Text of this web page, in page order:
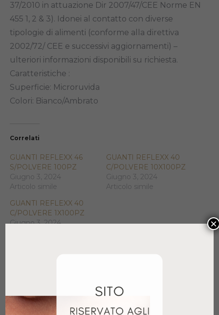
37/2010 in attuazione Dir 2007/47/CEE Norme EN
455 1, 2 & 3). Idonei al contatto con diverse
tipologie di alimenti (conforme alla direttiva
2002/72/ CEE e successivi aggiornamenti) –
ulteriori informazioni disponibili su richiesta.
Caratteristiche :
Superficie: Microruvida
Colori: Bianco/Ambrato
Correlati
GUANTI REFLEXX 46
S/POLVERE 100PZ
Giugno 3, 2024
Articolo simile
GUANTI REFLEXX 40
C/POLVERE 10X100PZ
Giugno 3, 2024
Articolo simile
GUANTI REFLEXX 40
C/POLVERE 1X100PZ
Giugno 3, 2024
Prodotti correlati
×